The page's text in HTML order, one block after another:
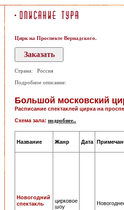
Цирк на Проспекте Вернадского.
Страна: Россия
Подробное описание:
Большой московский
Расписание спектаклей цирка на
Схема зала: подробнее..
Название Жанр Дата
Новогодний
спектакль
цирковое
шоу